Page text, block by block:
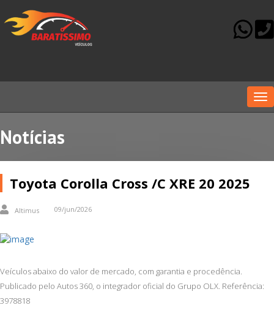
Notícias
Toyota Corolla Cross /C XRE 20 2025
Altimus 09/jun/2026
Veículos abaixo do valor de mercado, com garantia e procedência.
Publicado pelo Autos 360, o integrador oficial do Grupo OLX. Referência:
3978818